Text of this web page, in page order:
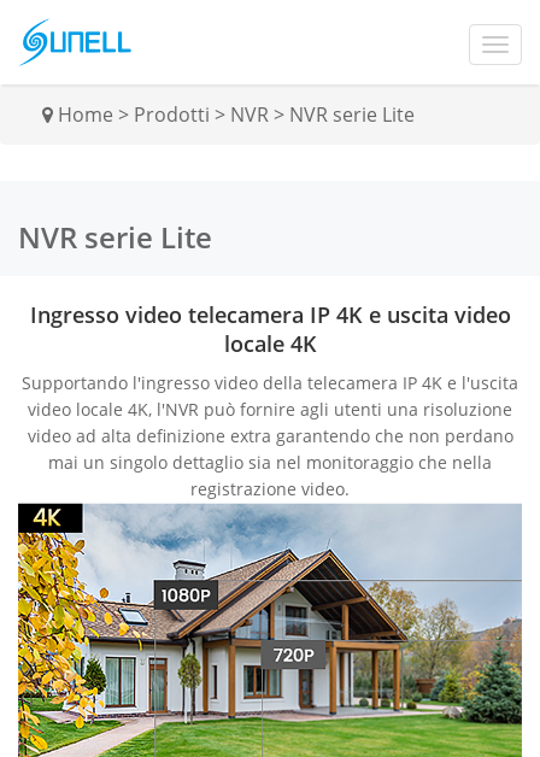
Home > Prodotti > NVR> NVR serie Lite
NVR serie Lite
Ingresso video telecamera IP 4K e uscita video
locale 4K
Supportando l'ingresso video della telecamera IP 4K e l'uscita
video locale 4K, l'NVR può fornire agli utenti una risoluzione
video ad alta definizione extra garantendo che non perdano
mai un singolo dettaglio sia nel monitoraggio che nella
registrazione video.